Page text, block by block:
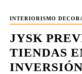
INTERIORISMO
JYSK
TIENDAS